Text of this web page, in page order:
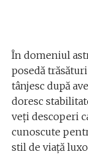
În domeniul
posedă
tânjesc după
doresc
veți descoperi
cunoscute
stil de viață